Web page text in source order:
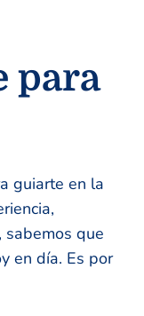
para
guiarte en la
sabemos que
en día. Es por